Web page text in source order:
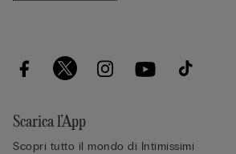
Scarica l’App
Scopri tutto il mondo di Intimissimi